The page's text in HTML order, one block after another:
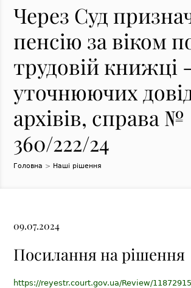
Через Суд
пенсію за віком
трудовій книжці
уточнюючих
архівів, справа №
360/222/24
Головна > Наші рішення
09.07.2024
Посилання на рішення
https://reyestr.court.gov.ua/Review/